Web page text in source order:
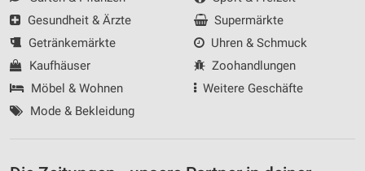
Gesundheit & Ärzte
Getränkemärkte
Kaufhäuser
Möbel & Wohnen
Mode & Bekleidung
Supermärkte
Uhren & Schmuck
Zoohandlungen
Weitere Geschäfte